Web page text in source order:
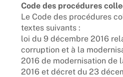
Code des procédures
Le Code des procédures
textes suivants :
loi du 9 décembre 2016
corruption et à la
2016 de modernisation de
2016 et décret du 23